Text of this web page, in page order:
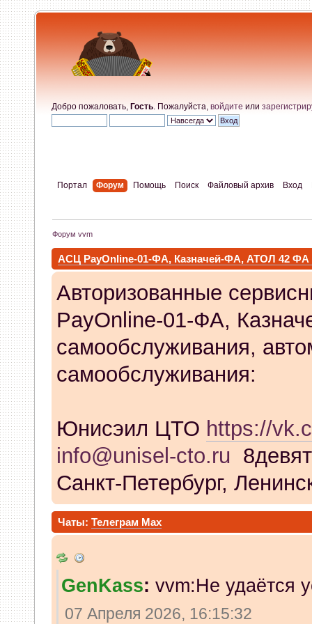
Добро пожаловать, Гость . Пожалуйста, войдите или
Портал Форум Помощь Поиск Файловый архив Вход
Форум vvm
АСЦ PayOnline-01-ФА, Казначей-ФА, АТОЛ 42 ФА
Авторизованные
PayOnline-01-ФА,
самообслуживания,
самообслуживания:
Юнисэил ЦТО https://
info@unisel-cto.ru
Санкт-Петербург,
Чаты:Телеграм Max
GenKass: vvm:Не удаётся
07 Апреля 2026, 16:15:32